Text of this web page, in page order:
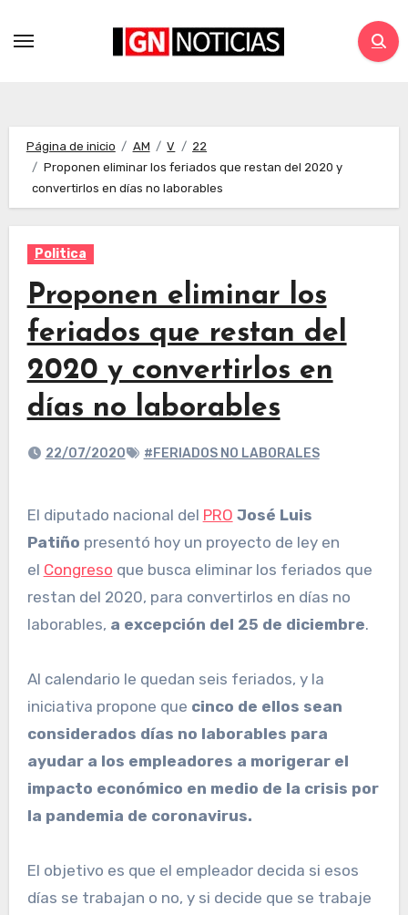
Página de inicio AM V
22
Proponen eliminar los feriados que restan del 2020 y
convertirlos en días no laborables
Politica
Proponen eliminar los
feriados que restan del
2020 y convertirlos en
días no laborables
22/07/2020 #FERIADOS NO LABORALES
El diputado nacional del PRO José Luis
Patiño presentó hoy un proyecto de ley en
el Congreso que busca eliminar los feriados que
restan del 2020, para convertirlos en días no
laborables, a excepción del 25 de diciembre.
Al calendario le quedan seis feriados, y la
iniciativa propone que cinco de ellos sean
considerados días no laborables para
ayudar a los empleadores a morigerar el
impacto económico en medio de la crisis por
la pandemia de coronavirus.
El objetivo es que el empleador decida si esos
días se trabajan o no, y si decide que se trabaje